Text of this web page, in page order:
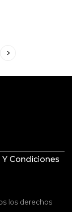
Condiciones
los derechos